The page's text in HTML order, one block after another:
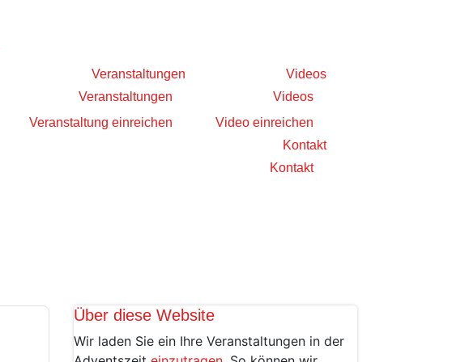
Veranstaltungen
Veranstaltungen
Veranstaltung einreichen
Videos
Videos
Video einreichen
Kontakt
Kontakt
Über diese Website
Wir laden Sie ein Ihre Veranstaltungen in der